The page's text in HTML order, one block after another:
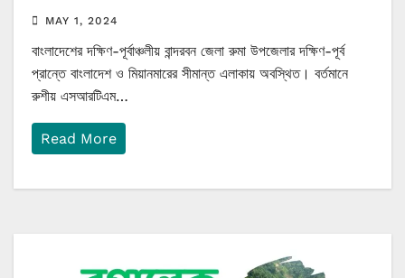
MAY 1, 2024
বাংলাদেশের দক্ষিণ-পূর্বাঞ্চলীয় বান্দরবন জেলা রুমা উপজেলার দক্ষিণ-পূর্ব
প্রান্তে বাংলাদেশ ও মিয়ানমারের সীমান্ত এলাকায় অবস্থিত। বর্তমানে
রুশীয় এসআরটিএম…
Read More